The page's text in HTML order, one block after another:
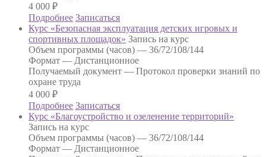
4 000 ₽
Подробнее Записаться
Курс «Безопасная эксплуатация детских игровых и
спортивных площадок» Запись на курс
Объем программы (часов) — 36/72/108/144
Формат — Дистанционное
Получаемый документ — Протокол проверки знаний по
охране труда
4 000 ₽
Подробнее Записаться
Курс «Благоустройство и озеленение территорий»
Запись на курс
Объем программы (часов) — 36/72/108/144
Формат — Дистанционное